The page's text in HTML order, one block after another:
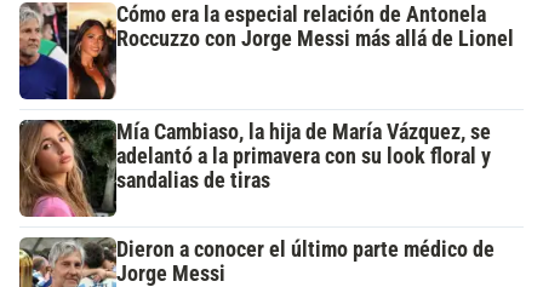
Cómo era la especial relación de Antonela
Roccuzzo con Jorge Messi más allá de Lionel
Mía Cambiaso, la hija de María Vázquez, se
adelantó a la primavera con su look floral y
sandalias de tiras
Dieron a conocer el último parte médico de
Jorge Messi